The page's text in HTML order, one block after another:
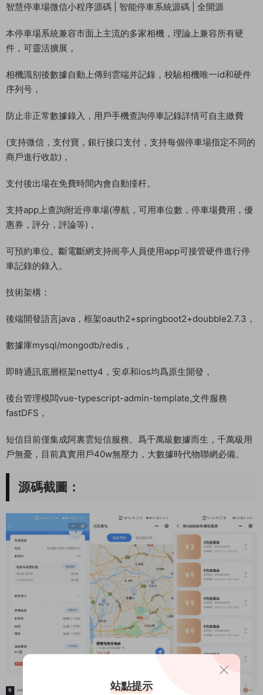
智慧停車場微信小程序源碼 | 智能停車系統源碼 | 全開源
本停車場系統兼容市面上主流的多家相機，理論上兼容所有硬
件，可靈活擴展，
相機識别後數據自動上傳到雲端并記錄，校驗相機唯一id和硬件
序列号，
防止非正常數據錄入，用戶手機查詢停車記錄詳情可自主繳費
(支持微信，支付寶，銀行接口支付，支持每個停車場指定不同的
商戶進行收款)，
支付後出場在免費時間内會自動擡杆。
支持app上查詢附近停車場(導航，可用車位數，停車場費用，優
惠券，評分，評論等)，
可預約車位。斷電斷網支持崗亭人員使用app可接管硬件進行停
車記錄的錄入。
技術架構：
後端開發語言java，框架oauth2+springboot2+doubble2.7.3，
數據庫mysql/mongodb/redis，
即時通訊底層框架netty4，安卓和ios均爲原生開發，
後台管理模闆vue-typescript-admin-template,文件服務
fastDFS，
短信目前僅集成阿裏雲短信服務。爲千萬級數據而生，千萬級用
戶無憂，目前真實用戶40w無壓力，大數據時代物聯網必備。
源碼截圖：
站點提示